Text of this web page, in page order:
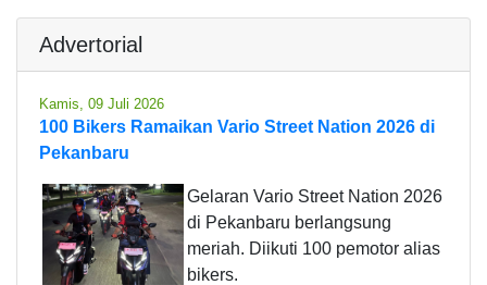
Advertorial
Kamis, 09 Juli 2026
100 Bikers Ramaikan Vario Street Nation 2026 di
Pekanbaru
Gelaran Vario Street Nation 2026
di Pekanbaru berlangsung
meriah. Diikuti 100 pemotor alias
bikers.